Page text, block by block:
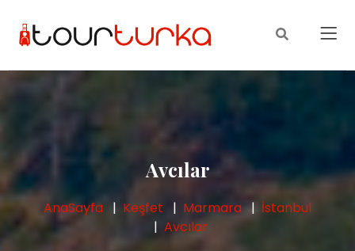
Avcılar
AnaSayfa Keşfet Marmara
İstanbul
Avcılar